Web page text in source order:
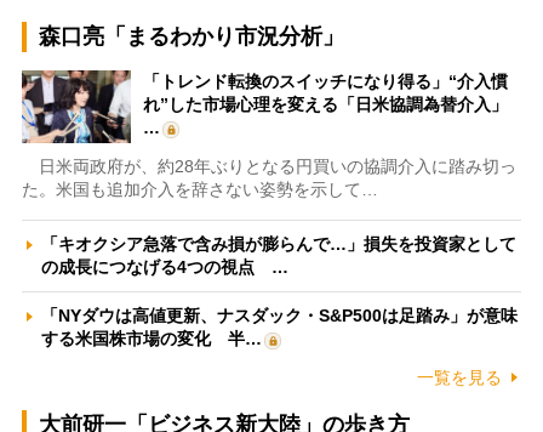
森口亮「まるわかり市況分析」
「トレンド転換のスイッチになり得る」“介入慣
れ”した市場心理を変える「日米協調為替介入」
…
日米両政府が、約28年ぶりとなる円買いの協調介入に踏み切っ
た。米国も追加介入を辞さない姿勢を示して…
「キオクシア急落で含み損が膨らんで…」損失を投資家として
の成長につなげる4つの視点 …
「NYダウは高値更新、ナスダック・S&P500は足踏み」が意味
する米国株市場の変化 半…
一覧を見る
大前研一「ビジネス新大陸」の歩き方